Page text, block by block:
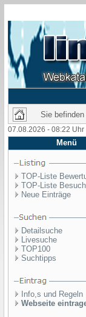
Sie
07.08.2026 - 08:22 Uhr
Menü
TOP-Liste
TOP-Liste
Neue Einträge
Detailsuche
Livesuche
TOP100
Suchtipps
Info,s und Regeln
Webseite